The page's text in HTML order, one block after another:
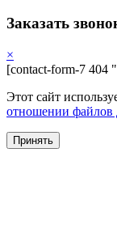
Заказать
×
[contact-form-7 404
Этот сайт
отношении файлов
Принять